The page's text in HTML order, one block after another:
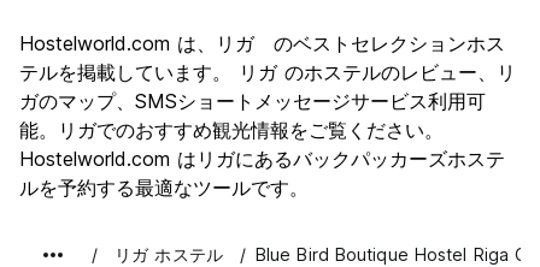
文化
8.7
ナイトライフ
8.2
コストパフォーマンス
Hostelworld.com は、リガ のベストセレクションホス
テルを掲載しています。 リガ のホステルのレビュー、リ
ガのマップ、SMSショートメッセージサービス利用可
能。リガでのおすすめ観光情報をご覧ください。
Hostelworld.com はリガにあるバックパッカーズホステ
ルを予約する最適なツールです。
リガ ホステル Blue Bird Boutique Hostel Riga